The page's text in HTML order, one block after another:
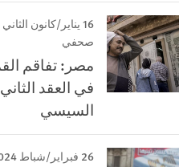
16 يناير/كانون الثاني 2025
صحفي
مصر: تفاقم
في العقد
السيسي
26 فبراير/شباط 2024